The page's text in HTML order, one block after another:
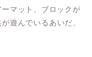
マット、ブロックが
遊んでいるあいだ、